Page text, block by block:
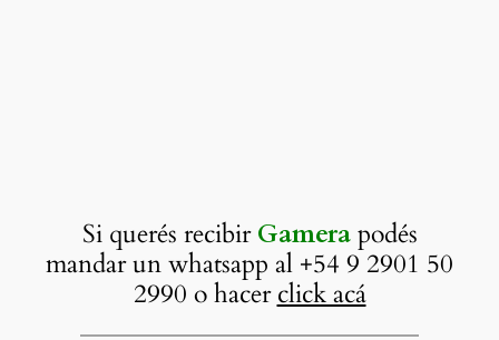
Si querés recibirGamerapodés
mandar un whatsapp al +54 9 2901 50
2990 o hacerclick acá